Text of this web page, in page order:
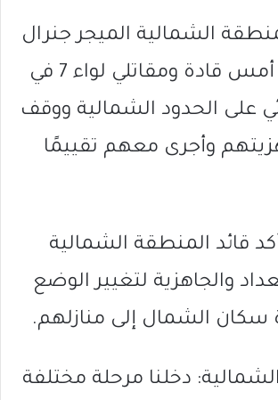
الشمالية الميجر جنرال
أوري غوردين أمس قادة ومقاتلي لواء 7 في
على الحدود الشمالية ووقف
وأجرى معهم تقييمًا
أكد قائد المنطقة الشمالية
والجاهزية لتغيير الوضع
سكان الشمال إلى منازلهم.
الشمالية: دخلنا مرحلة مختلفة